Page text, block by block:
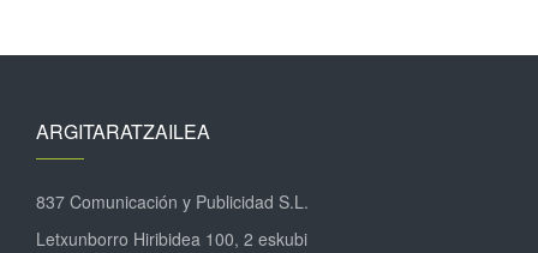
ARGITARATZAILEA
837 Comunicación y Publicidad S.L.
Letxunborro Hiribidea 100, 2 eskubi